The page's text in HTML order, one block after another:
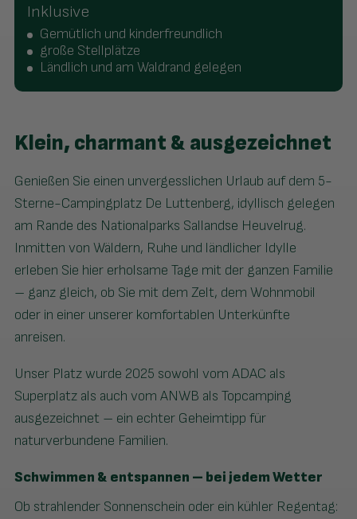
Inklusive
Gemütlich und kinderfreundlich
große Stellplätze
Ländlich und am Waldrand gelegen
Klein, charmant & ausgezeichnet
Genießen Sie einen unvergesslichen Urlaub auf dem 5-
Sterne-Campingplatz De Luttenberg, idyllisch gelegen
am Rande des Nationalparks Sallandse Heuvelrug.
Inmitten von Wäldern, Ruhe und ländlicher Idylle
erleben Sie hier erholsame Tage mit der ganzen Familie
– ganz gleich, ob Sie mit dem Zelt, dem Wohnmobil
oder in einer unserer komfortablen Unterkünfte
anreisen.
Unser Platz wurde 2025 sowohl vom ADAC als
Superplatz als auch vom ANWB als Topcamping
ausgezeichnet – ein echter Geheimtipp für
naturverbundene Familien.
Schwimmen & entspannen – bei jedem Wetter
Ob strahlender Sonnenschein oder ein kühler Regentag: